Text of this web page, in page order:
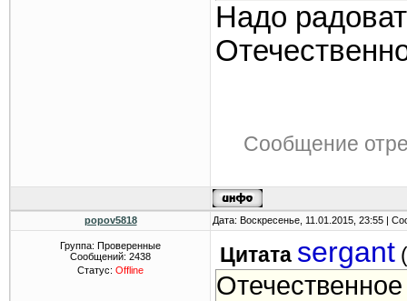
Надо
Сообщение
popov5818 Дата: Воскресенье, 11.01.2015, 23:55 |
Группа: Проверенные
Сообщений: 2438
Статус: Offline
Цитата sergant (